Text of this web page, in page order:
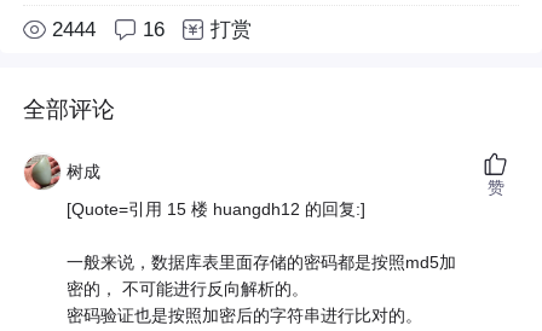
2444 16 打赏
全部评论
树成
[Quote=引用 15 楼 huangdh12 的回复:]
一般来说，数据库表里面存储的密码都是按照md5加
密的， 不可能进行反向解析的。
密码验证也是按照加密后的字符串进行比对的。
赞